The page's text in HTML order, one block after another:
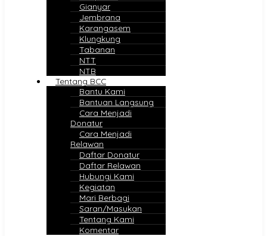
Gianyar
Jembrana
Karangasem
Klungkung
Tabanan
NTT
NTB
Tentang BCC
Bantu Kami
Bantuan Langsung
Cara Menjadi
Donatur
Cara Menjadi
Relawan
Daftar Donatur
Daftar Relawan
Hubungi Kami
Kegiatan
Mari Berbagi
Saran/Masukan
Tentang Kami
Komentar